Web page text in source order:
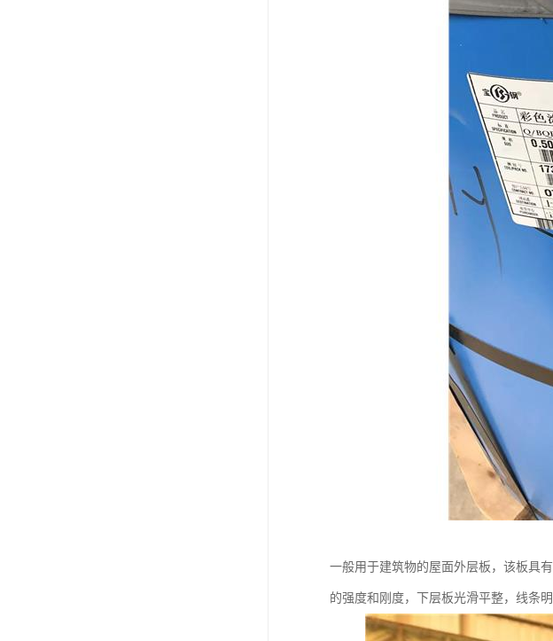
一般用于建筑物的屋面外层板，该板具
的强度和刚度，下层板光滑平整，线条